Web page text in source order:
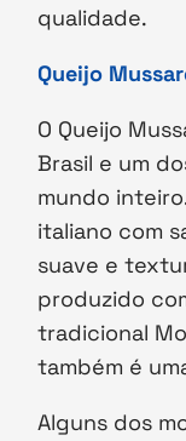
qualidade.
Queijo
O Queijo
Brasil e um
mundo
italiano com
suave e
produzido
tradicional
também é
Alguns dos